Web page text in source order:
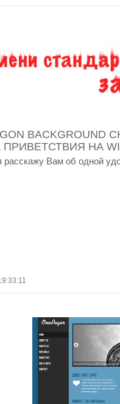
BACKGROUND
НА
расскажу Вам об одной